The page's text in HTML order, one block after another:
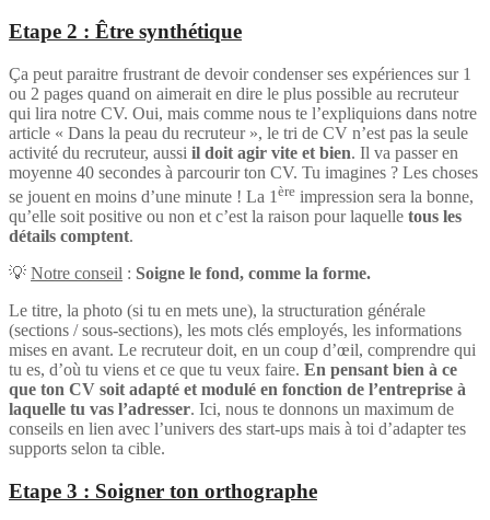
Etape 2 : Être synthétique
Ça peut paraitre frustrant de devoir condenser ses expériences sur 1
ou 2 pages quand on aimerait en dire le plus possible au recruteur
qui lira notre CV. Oui, mais comme nous te l’expliquions dans notre
article « Dans la peau du recruteur », le tri de CV n’est pas la seule
activité du recruteur, aussi il doit agir vite et bien. Il va passer en
moyenne 40 secondes à parcourir ton CV. Tu imagines ? Les choses
se jouent en moins d’une minute ! La 1 ère impression sera la bonne,
qu’elle soit positive ou non et c’est la raison pour laquelle tous les
détails comptent.
💡 Notre conseil : Soigne le fond, comme la forme.
Le titre, la photo (si tu en mets une), la structuration générale
(sections / sous-sections), les mots clés employés, les informations
mises en avant. Le recruteur doit, en un coup d’œil, comprendre qui
tu es, d’où tu viens et ce que tu veux faire. En pensant bien à ce
que ton CV soit adapté et modulé en fonction de l’entreprise à
laquelle tu vas l’adresser. Ici, nous te donnons un maximum de
conseils en lien avec l’univers des start-ups mais à toi d’adapter tes
supports selon ta cible.
Etape 3 : Soigner ton orthographe